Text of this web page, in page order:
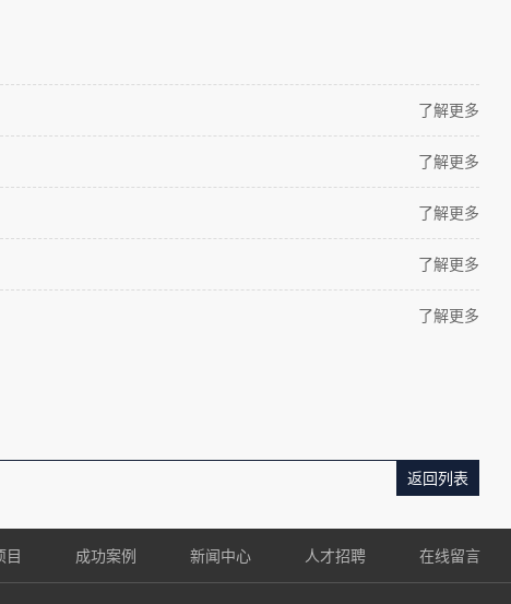
了解更多
了解更多
了解更多
了解更多
了解更多
返回列表
目 成功案例 新闻中心 人才招聘 在线留言